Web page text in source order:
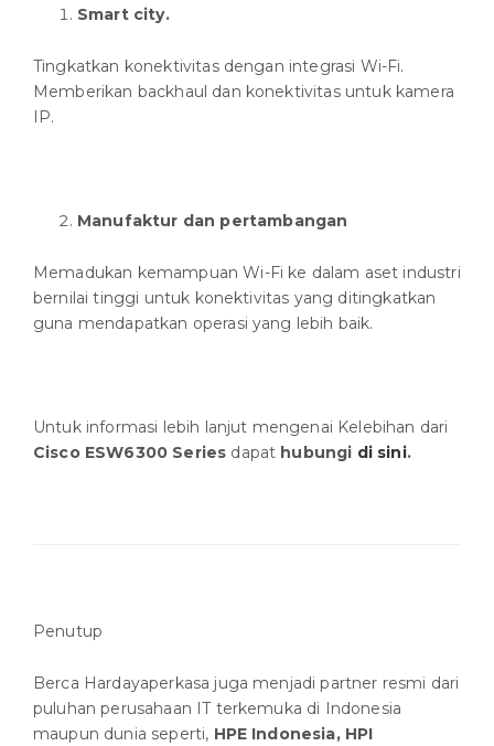
Smart city.
Tingkatkan konektivitas dengan integrasi Wi-Fi.
Memberikan backhaul dan konektivitas untuk kamera
IP.
Manufaktur dan pertambangan
Memadukan kemampuan Wi-Fi ke dalam aset industri
bernilai tinggi untuk konektivitas yang ditingkatkan
guna mendapatkan operasi yang lebih baik.
Untuk informasi lebih lanjut mengenai Kelebihan dari
Cisco ESW6300 Series dapat hubungi di sini.
Penutup
Berca Hardayaperkasa juga menjadi partner resmi dari
puluhan perusahaan IT terkemuka di Indonesia
maupun dunia seperti, HPE Indonesia, HPI